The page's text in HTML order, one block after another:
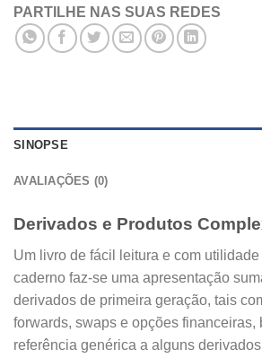
PARTILHE NAS SUAS REDES
SINOPSE
AVALIAÇÕES (0)
Derivados e Produtos
Um livro de fácil leitura e com
caderno faz-se uma apresentação
derivados de primeira geração, tais
forwards, swaps e opções financeiras,
referência genérica a alguns